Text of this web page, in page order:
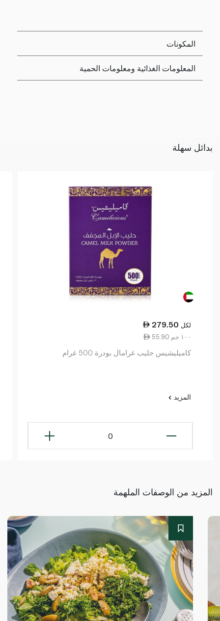
المكونات
المعلومات الغذائية ومعلومات الحمية
بدائل سهلة
279.50 لكل
55.90 ١٠٠ جم
كاميليشيس حليب غرامال بودرة 500 غرام
المزيد
0
المزيد من الوصفات الملهمة